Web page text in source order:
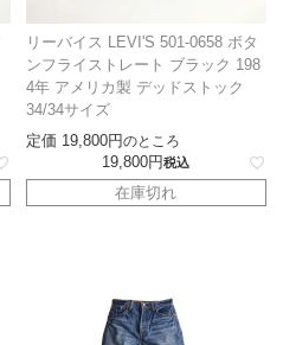
リーバイス LEVI'S 501-0658 ボタ
ンフライストレート ブラック 198
4年 アメリカ製 デッドストック
34/34サイズ
定価 19,800 のところ
19,800 税込
在庫切れ